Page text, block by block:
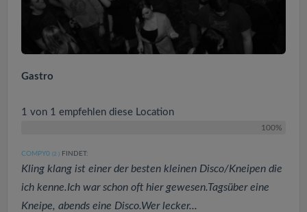
Gastro
1 von 1 empfehlen diese Location
100%
COMPY0 (2 ) FINDET:
Kling klang ist einer der besten kleinen Disco/Kneipen die
ich kenne.Ich war schon oft hier gewesen.Tagsüber eine
Kneipe, abends eine Disco.Wer lecker...